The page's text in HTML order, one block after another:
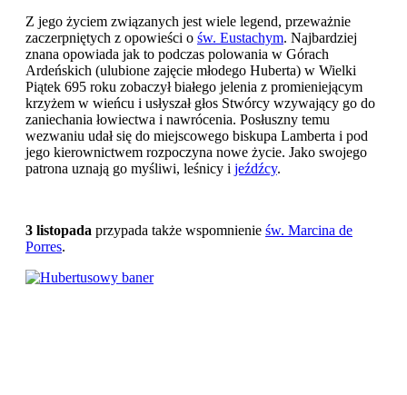
Z jego życiem związanych jest wiele legend, przeważnie
zaczerpniętych z opowieści o św. Eustachym. Najbardziej
znana opowiada jak to podczas polowania w Górach
Ardeńskich (ulubione zajęcie młodego Huberta) w Wielki
Piątek 695 roku zobaczył białego jelenia z promieniejącym
krzyżem w wieńcu i usłyszał głos Stwórcy wzywający go do
zaniechania łowiectwa i nawrócenia. Posłuszny temu
wezwaniu udał się do miejscowego biskupa Lamberta i pod
jego kierownictwem rozpoczyna nowe życie. Jako swojego
patrona uznają go myśliwi, leśnicy i jeźdźcy.
3 listopada przypada także wspomnienie św. Marcina de
Porres.